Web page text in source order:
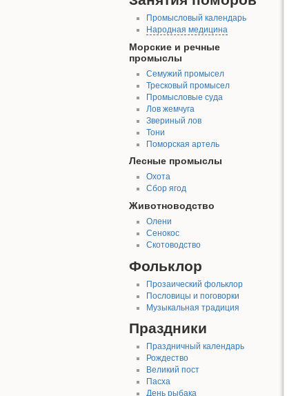
Промысловый календарь
Народная медицина
Морские и речные
промыслы
Семужий промысел
Тресковый промысел
Промысловые суда
Лов жемчуга
Звериный лов
Тони
Поморская артель
Лесные промыслы
Охота
Сбор ягод
Животноводство
Олени
Сенокос
Скотоводство
Фольклор
Прозаический фольклор
Пословицы и поговорки
Музыкальная традиция
Праздники
Праздничный календарь
Рождество
Великий пост
Пасха
День рыбака